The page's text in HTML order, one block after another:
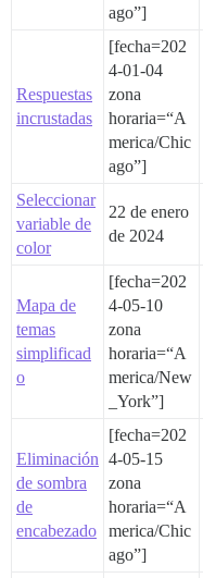
ago”]
Respuestas
incrustadas
[fecha=202
4-01-04
zona
horaria=“A
merica/Chic
ago”]
Seleccionar
variable de
color
22 de enero
de 2024
Mapa de
temas
simplificad
o
[fecha=202
4-05-10
zona
horaria=“A
merica/New
_York”]
Eliminación
de sombra
de
encabezado
[fecha=202
4-05-15
zona
horaria=“A
merica/Chic
ago”]